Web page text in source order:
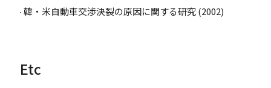
韓・米自動車交渉決裂の原因に関する研究 (2002)
Etc